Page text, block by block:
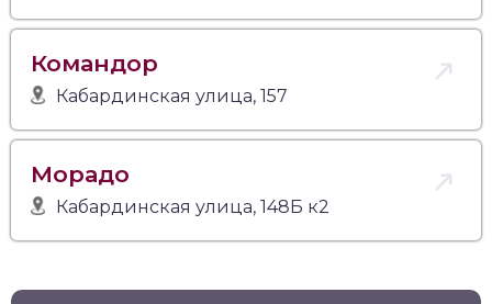
Командор
Кабардинская улица, 157
Морадо
Кабардинская улица, 148Б к2